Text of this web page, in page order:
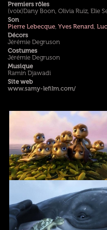
Premiers rôles
(voix)Dany Boon, Olivia Ruiz, Elie
Son
Pierre Lebecque, Yves Renard,
Décors
Jérémie Degruson
Costumes
Jérémie Degruson
Musique
Ramin Djawadi
Site web
www.samy-lefilm.com/